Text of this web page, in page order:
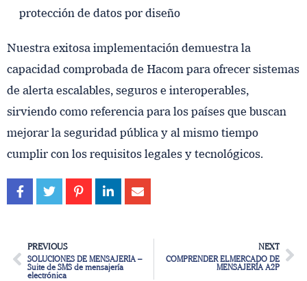
protección de datos por diseño
Nuestra exitosa implementación demuestra la
capacidad comprobada de Hacom para ofrecer sistemas
de alerta escalables, seguros e interoperables,
sirviendo como referencia para los países que buscan
mejorar la seguridad pública y al mismo tiempo
cumplir con los requisitos legales y tecnológicos.
PREVIOUS
SOLUCIONES DE MENSAJERÍA –
Suite de SMS de mensajería
electrónica
NEXT
COMPRENDER EL MERCADO DE
MENSAJERÍA A2P